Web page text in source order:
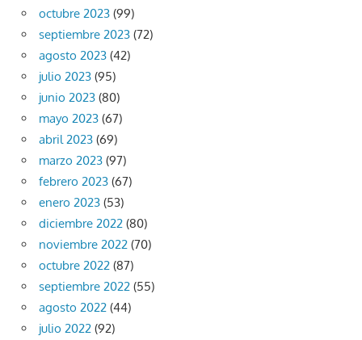
octubre 2023 (99)
septiembre 2023 (72)
agosto 2023 (42)
julio 2023 (95)
junio 2023 (80)
mayo 2023 (67)
abril 2023 (69)
marzo 2023 (97)
febrero 2023 (67)
enero 2023 (53)
diciembre 2022 (80)
noviembre 2022 (70)
octubre 2022 (87)
septiembre 2022 (55)
agosto 2022 (44)
julio 2022 (92)